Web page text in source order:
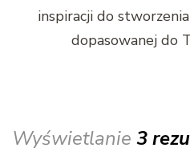
inspiracji do
dopasowanej do
Wyświetlanie 3